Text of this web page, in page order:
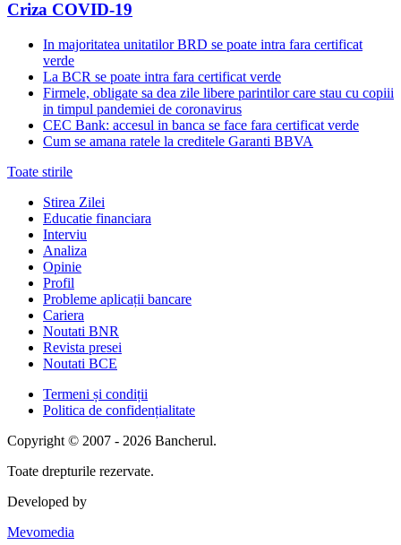
Criza COVID-19
In majoritatea unitatilor BRD se poate intra fara certificat
verde
La BCR se poate intra fara certificat verde
Firmele, obligate sa dea zile libere parintilor care stau cu copiii
in timpul pandemiei de coronavirus
CEC Bank: accesul in banca se face fara certificat verde
Cum se amana ratele la creditele Garanti BBVA
Toate stirile
Stirea Zilei
Educatie financiara
Interviu
Analiza
Opinie
Profil
Probleme aplicații bancare
Cariera
Noutati BNR
Revista presei
Noutati BCE
Termeni și condiții
Politica de confidențialitate
Copyright © 2007 - 2026 Bancherul.
Toate drepturile rezervate.
Developed by
Mevomedia